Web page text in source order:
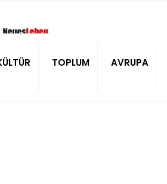
TOPLUM AVRUPA